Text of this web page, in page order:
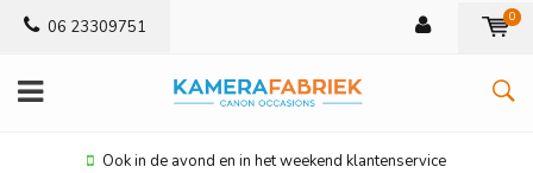
06 23309751 0
Ook in de avond en in het weekend klantenservice